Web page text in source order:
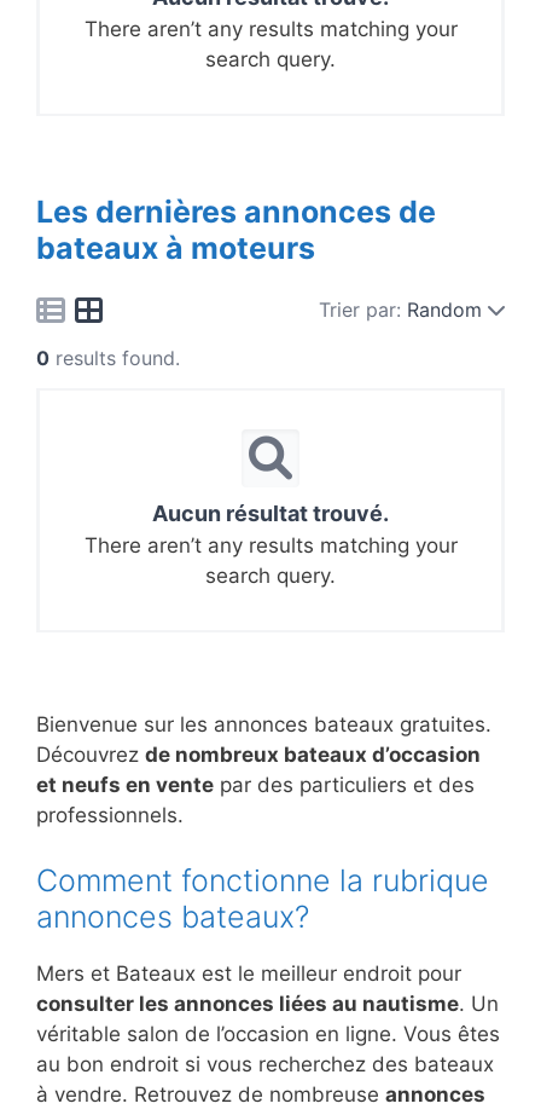
There aren’t any results matching your
search query.
Les dernières annonces de
bateaux à moteurs
Trier par: Random
0 results found.
Aucun résultat trouvé.
There aren’t any results matching your
search query.
Bienvenue sur les annonces bateaux gratuites.
Découvrez de nombreux bateaux d’occasion
et neufs en vente par des particuliers et des
professionnels.
Comment fonctionne la rubrique
annonces bateaux?
Mers et Bateaux est le meilleur endroit pour
consulter les annonces liées au nautisme. Un
véritable salon de l’occasion en ligne. Vous êtes
au bon endroit si vous recherchez des bateaux
à vendre. Retrouvez de nombreuse annonces